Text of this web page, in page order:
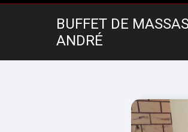
BUFFET DE
ANDRÉ